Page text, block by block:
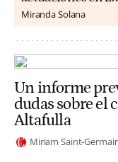
Miranda Solana
Un informe
dudas sobre el
Altafulla
Miriam Saint-